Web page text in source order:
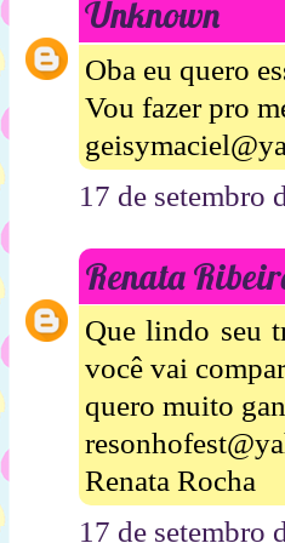
Unknown
Oba eu quero
Vou fazer pro
17 de setembro
Renata
Que lindo seu
você vai
quero muito
Renata Rocha
17 de setembro